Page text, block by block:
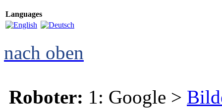
Languages
nach oben
Roboter: 1: Google >